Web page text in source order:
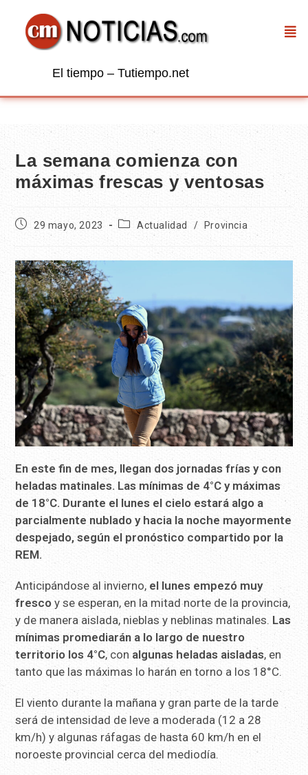
El tiempo – Tutiempo.net
La semana comienza con
máximas frescas y ventosas
29 mayo, 2023 Actualidad / Provincia
En este fin de mes, llegan dos jornadas frías y con
heladas matinales. Las mínimas de 4°C y máximas
de 18°C. Durante el lunes el cielo estará algo a
parcialmente nublado y hacia la noche mayormente
despejado, según el pronóstico compartido por la
REM.
Anticipándose al invierno, el lunes empezó muy
fresco y se esperan, en la mitad norte de la provincia,
y de manera aislada, nieblas y neblinas matinales. Las
mínimas promediarán a lo largo de nuestro
territorio los 4°C, con algunas heladas aisladas, en
tanto que las máximas lo harán en torno a los 18°C.
El viento durante la mañana y gran parte de la tarde
será de intensidad de leve a moderada (12 a 28
km/h) y algunas ráfagas de hasta 60 km/h en el
noroeste provincial cerca del mediodía.